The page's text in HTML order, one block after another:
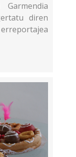
diren